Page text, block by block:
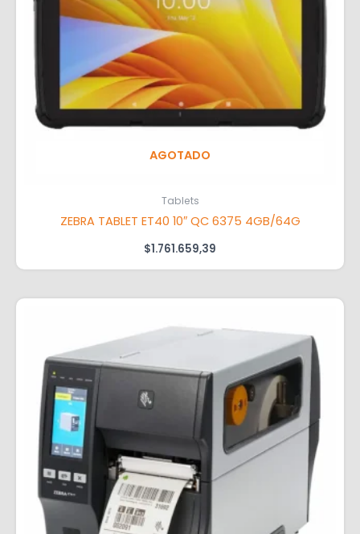
AGOTADO
Tablets
ZEBRA TABLET ET40 10″ QC 6375 4GB/64G
$1.761.659,39